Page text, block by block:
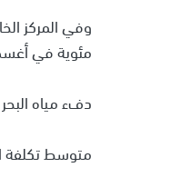
مئوية في أغسطس،
دفء مياه البحر يصل إلى 26 درجة مئوية
متوسط تكلفة الإقامة هو 292.28